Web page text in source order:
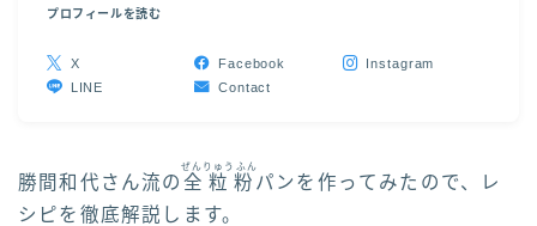
プロフィールを読む
X Facebook
Instagram
LINE
Contact
勝間和代さん流の 全粒粉
ぜんりゅうふん
パンを作ってみたので、レ
シピを徹底解説します。